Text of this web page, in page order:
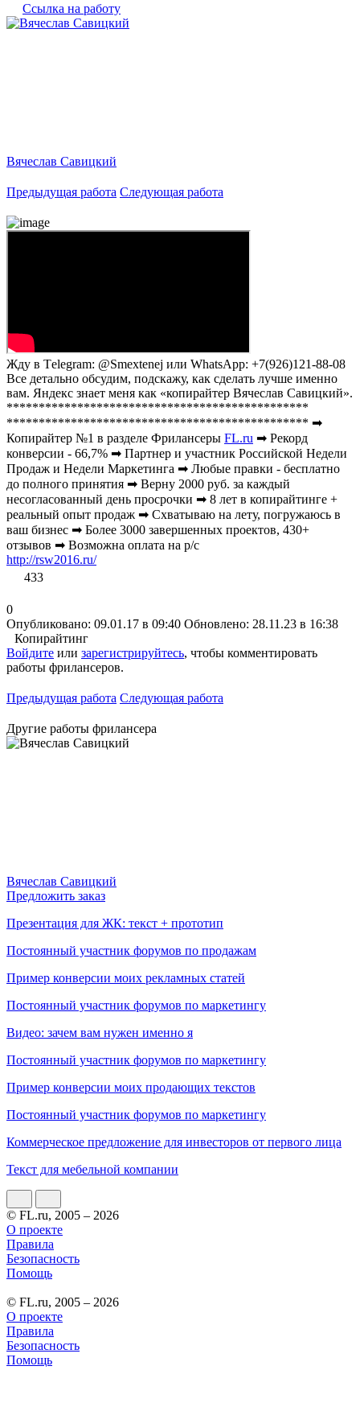
Ссылка на работу
Вячеслав Савицкий
Предыдущая работа Следующая работа
Жду в Тelegram: @Smextenej или WhatsApp: +7(926)121-88-08
Все детально обсудим, подскажу, как сделать лучше именно
вам. Яндекс знает меня как «копирайтер Вячеслав Савицкий».
***********************************************
*********************************************** ➡
Копирайтер №1 в разделе Фрилансеры FL.ru ➡ Рекорд
конверсии - 66,7% ➡ Партнер и участник Российской Недели
Продаж и Недели Маркетинга ➡ Любые правки - бесплатно
до полного принятия ➡ Верну 2000 руб. за каждый
несогласованный день просрочки ➡ 8 лет в копирайтинге +
реальный опыт продаж ➡ Схватываю на лету, погружаюсь в
ваш бизнес ➡ Более 3000 завершенных проектов, 430+
отзывов ➡ Возможна оплата на р/с
http://rsw2016.ru/
433
0
Опубликовано: 09.01.17 в 09:40 Обновлено: 28.11.23 в 16:38
Копирайтинг
Войдите или зарегистрируйтесь, чтобы комментировать
работы фрилансеров.
Предыдущая работа Следующая работа
Другие работы фрилансера
Вячеслав Савицкий
Предложить заказ
Презентация для ЖК: текст + прототип
Постоянный участник форумов по продажам
Пример конверсии моих рекламных статей
Постоянный участник форумов по маркетингу
Видео: зачем вам нужен именно я
Постоянный участник форумов по маркетингу
Пример конверсии моих продающих текстов
Постоянный участник форумов по маркетингу
Коммерческое предложение для инвесторов от первого лица
Текст для мебельной компании
© FL.ru, 2005 – 2026
О проекте
Правила
Безопасность
Помощь
© FL.ru, 2005 – 2026
О проекте
Правила
Безопасность
Помощь